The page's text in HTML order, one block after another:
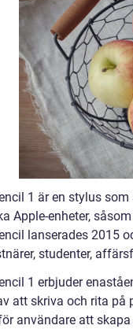
1 är en stylus
Apple-enheter,
lanserades 2015
studenter,
1 erbjuder
att skriva och rita på
användare att